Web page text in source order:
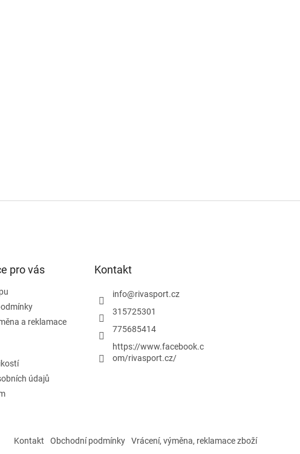
pro vás
a reklamace
údajů
Kontakt
info@rivasport.cz
315725301
775685414
https://www.facebook.c
om/rivasport.cz/
Kontakt Obchodní podmínky Vrácení, výměna, reklamace zboží